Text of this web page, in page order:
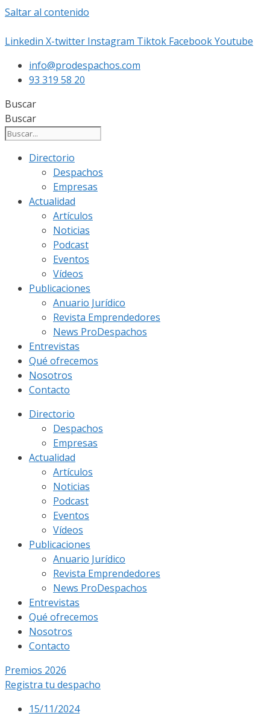
Saltar al contenido
Linkedin X-twitter Instagram Tiktok FacebookYoutube
info@prodespachos.com
93 319 58 20
Buscar
Buscar
Directorio
Despachos
Empresas
Actualidad
Artículos
Noticias
Podcast
Eventos
Vídeos
Publicaciones
Anuario Jurídico
Revista Emprendedores
News ProDespachos
Entrevistas
Qué ofrecemos
Nosotros
Contacto
Directorio
Despachos
Empresas
Actualidad
Artículos
Noticias
Podcast
Eventos
Vídeos
Publicaciones
Anuario Jurídico
Revista Emprendedores
News ProDespachos
Entrevistas
Qué ofrecemos
Nosotros
Contacto
Premios 2026
Registra tu despacho
15/11/2024